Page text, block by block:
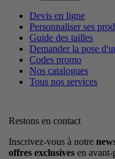
Devis en ligne
Personnaliser ses
Guide des tailles
Demander la pose
Codes promo
Nos catalogues
Tous nos services
Restons en contact
Inscrivez-vous à notre
offres exclusives en